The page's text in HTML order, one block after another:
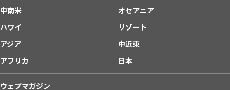
中南米
オセアニア
ハワイ
リゾート
アジア
中近東
アフリカ
日本
ウェブマガジン